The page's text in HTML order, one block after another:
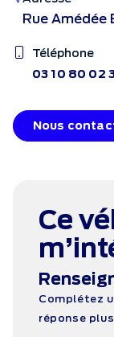
Rue Amédée
Téléphone
03 10 80 02
Nous
Ce
Complétez
réponse